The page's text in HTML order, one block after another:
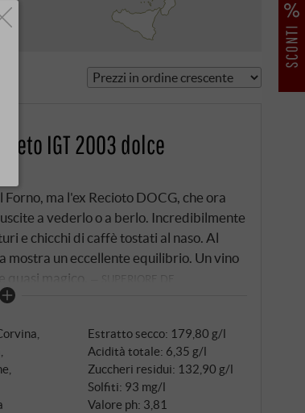
IGT 2003 dolce
Forno, ma l'ex Recioto DOCG, che ora
a vederlo o a berlo. Incredibilmente
e chicchi di caffè tostati al naso. Al
mostra un eccellente equilibrio. Un vino
magico.
Estratto secco: 179,80 g/l
Acidità totale: 6,35 g/l
Zuccheri residui: 132,90 g/l
Solfiti: 93 mg/l
Valore ph: 3,81